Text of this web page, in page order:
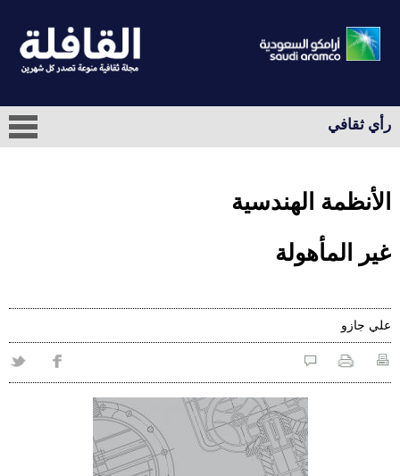
رأي ثقافي
الأنظمة الهندسية
غير المأهولة
علي‭ ‬جازو